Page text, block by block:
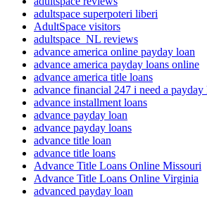
adultspace superpoteri liberi
AdultSpace visitors
adultspace_NL reviews
advance america online payday loan
advance america payday loans online
advance america title loans
advance financial 247 i need a
advance installment loans
advance payday loan
advance payday loans
advance title loan
advance title loans
Advance Title Loans Online Missouri
Advance Title Loans Online Virginia
advanced payday loan